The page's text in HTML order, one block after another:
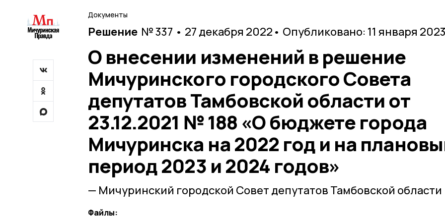
Документы
Решение № 337 • 27 декабря 2022 • Опубликовано: 11 января
О внесении изменений в решение
Мичуринского городского Совета
депутатов Тамбовской области от
23.12.2021 № 188 «О бюджете города
Мичуринска на 2022 год и на
период 2023 и 2024 годов»
— Мичуринский городской Совет депутатов Тамбовской области
Файлы: